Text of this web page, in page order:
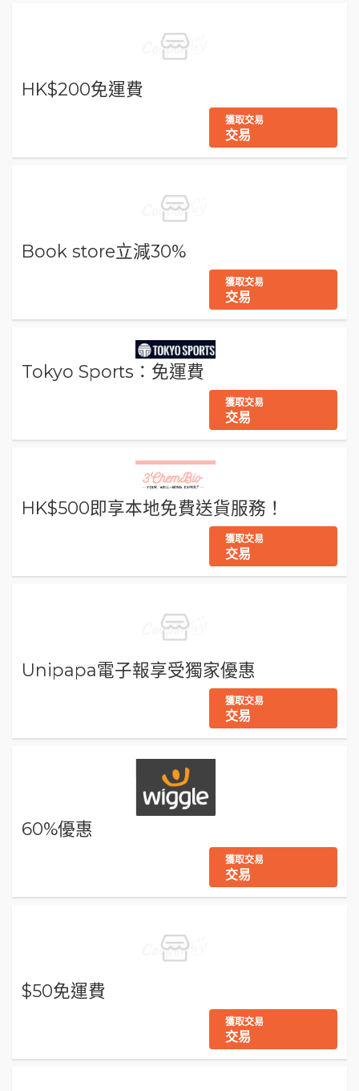
HK$200免運費
獲取交易
交易
Book store立減30%
獲取交易
交易
Tokyo Sports：免運費
獲取交易
交易
HK$500即享本地免費送貨服務！
獲取交易
交易
Unipapa電子報享受獨家優惠
獲取交易
交易
60%優惠
獲取交易
交易
$50免運費
獲取交易
交易